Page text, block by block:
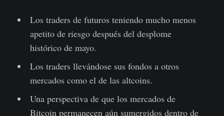
Los traders de futuros teniendo mucho menos
apetito de riesgo después del desplome
histórico de mayo.
Los traders llevándose sus fondos a otros
mercados como el de las altcoins.
Una perspectiva de que los mercados de
Bitcoin permanecen aún sumergidos dentro de